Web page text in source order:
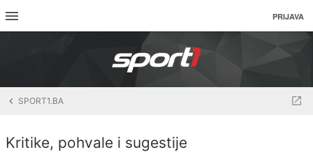
PRIJAVA
SPORT1.BA
Kritike, pohvale i sugestije